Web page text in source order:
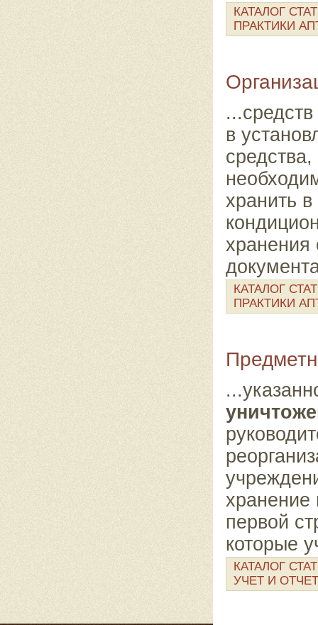
КАТАЛОГ
ПРАКТИКИ
в
хранить
хранения
КАТАЛОГ
ПРАКТИКИ
хранение
первой
которые
КАТАЛОГ
УЧЕТ И